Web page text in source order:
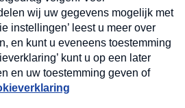
abonnement op onze
en dinsdagochtend in uw